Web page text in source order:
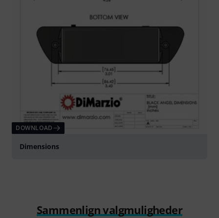
DOWNLOAD
Dimensions
Sammenlign valgmuligheder